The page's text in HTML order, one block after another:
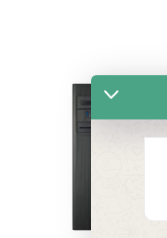
Wireless grey